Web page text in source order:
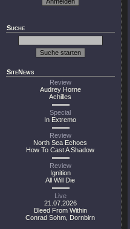
Suche
SiteNews
Review
Audrey Horne
Achilles
Special
In Extremo
Review
North Sea Echoes
How To Cast A Shadow
Review
Ignition
All Will Die
Live
21.07.2026
Bleed From Within
Conrad Sohm, Dornbirn